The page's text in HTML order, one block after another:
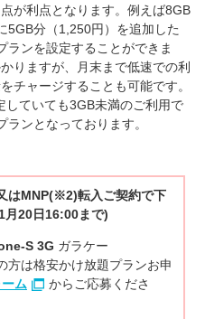
が利点となります。例えば8GB
5GB分（1,250円）を追加した
ランを設定することができま
りますが、月末まで低速での利
チャージすることも可能です。
ていても3GB未満のご利用で
ンとなっております。
はMNP(※2)転入ご契約で下
月20日16:00まで)
S 3G ガラケー
方は格安かけ放題プランお申
ム
からご応募くださ